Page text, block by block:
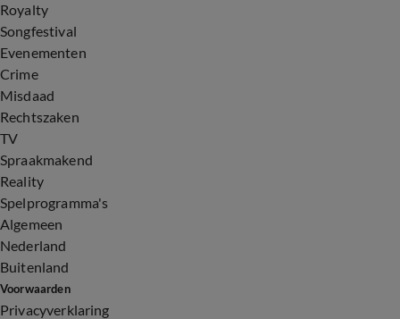
Royalty
Songfestival
Evenementen
Crime
Misdaad
Rechtszaken
TV
Spraakmakend
Reality
Spelprogramma's
Algemeen
Nederland
Buitenland
Voorwaarden
Privacyverklaring